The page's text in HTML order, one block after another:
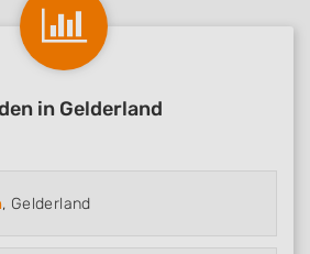
in Gelderland
, Gelderland